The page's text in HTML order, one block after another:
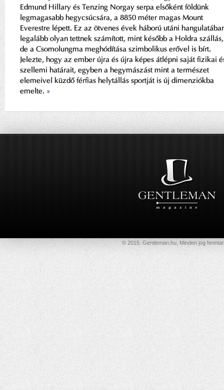
Edmund Hillary és Tenzing Norgay serpa elsőként földünk
legmagasabb hegycsúcsára, a 8850 méter magas Mount
Everestre lépett. Ez az ötvenes évek háború utáni
legalább olyan tettnek számított, mint később a Holdra szállás,
de a Csomolungma meghódítása szimbolikus erővel is bírt.
Jelezte, hogy az ember újra és újra képes átlépni saját fizikai
szellemi határait, egyben a hegymászást mint a természet
elemeivel küzdő férfias helytállás sportját is új dimenziókba
emelte. »
© 2015. Gentleman.hu, Minden jog